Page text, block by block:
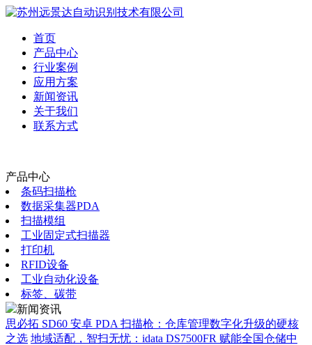
首页
产品中心
行业案例
应用方案
新闻资讯
关于我们
联系方式
产品中心
条码扫描枪
数据采集器PDA
扫描模组
工业固定式扫描器
打印机
RFID设备
工业自动化设备
标签、碳带
新闻资讯
思必拓 SD60 安卓 PDA 扫描枪：仓库管理数字化升级的硬核
之选 地域适配，智扫无忧：idata DS7500FR 赋能全国仓储中